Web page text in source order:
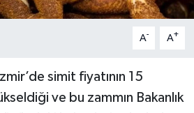
A- A+
simit fiyatının 15
ve bu zammın Bakanlık